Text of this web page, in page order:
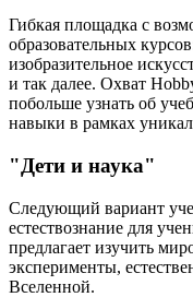
Гибкая площадка с
образовательных
изобразительное
и так далее. Охват
побольше узнать об
навыки в рамках
"Дети и наука"
Следующий вариант
естествознание для
предлагает изучить
эксперименты,
Вселенной.